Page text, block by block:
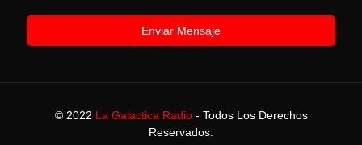
© 2022 La Galactica Radio- Todos Los Derechos
Reservados.